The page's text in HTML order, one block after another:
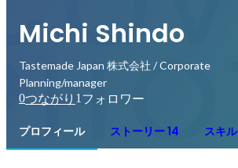
Michi Shindo
Tastemade Japan 株式会社 / Corporate
Planning/manager
0つながり 1 フォロワー
プロフィール ストーリー 14 スキル